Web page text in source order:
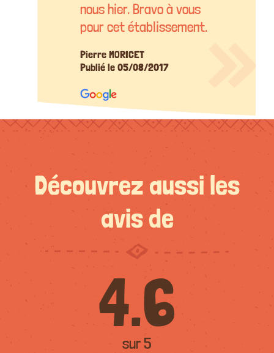
nous hier. Bravo à vous
pour cet établissement.
Pierre MORICET
Publié le 05/08/2017
Découvrez aussi les
avis de
4.6
sur 5